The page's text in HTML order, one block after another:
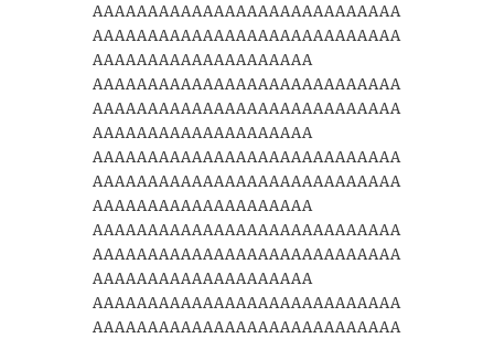
AAAAAAAAAAAAAAAAAAAAAAAAAAAA
AAAAAAAAAAAAAAAAAAAAAAAAAAAA
AAAAAAAAAAAAAAAAAAAA
AAAAAAAAAAAAAAAAAAAAAAAAAAAA
AAAAAAAAAAAAAAAAAAAAAAAAAAAA
AAAAAAAAAAAAAAAAAAAA
AAAAAAAAAAAAAAAAAAAAAAAAAAAA
AAAAAAAAAAAAAAAAAAAAAAAAAAAA
AAAAAAAAAAAAAAAAAAAA
AAAAAAAAAAAAAAAAAAAAAAAAAAAA
AAAAAAAAAAAAAAAAAAAAAAAAAAAA
AAAAAAAAAAAAAAAAAAAA
AAAAAAAAAAAAAAAAAAAAAAAAAAAA
AAAAAAAAAAAAAAAAAAAAAAAAAAAA